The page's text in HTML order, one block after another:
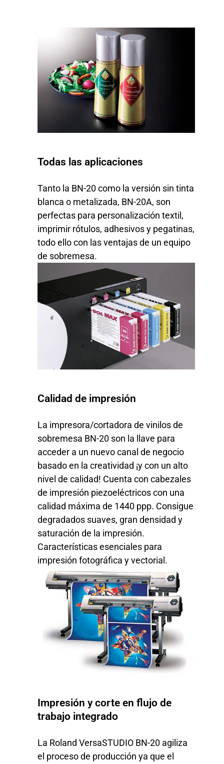
Todas las aplicaciones
Tanto la BN-20 como la versión sin tinta
blanca o metalizada, BN-20A, son
perfectas para personalización textil,
imprimir rótulos, adhesivos y pegatinas,
todo ello con las ventajas de un equipo
de sobremesa.
Calidad de impresión
La impresora/cortadora de vinilos de
sobremesa BN-20 son la llave para
acceder a un nuevo canal de negocio
basado en la creatividad ¡y con un alto
nivel de calidad! Cuenta con cabezales
de impresión piezoeléctricos con una
calidad máxima de 1440 ppp. Consigue
degradados suaves, gran densidad y
saturación de la impresión.
Características esenciales para
impresión fotográfica y vectorial.
Impresión y corte en flujo de
trabajo integrado
La Roland VersaSTUDIO BN-20 agiliza
el proceso de producción ya que el